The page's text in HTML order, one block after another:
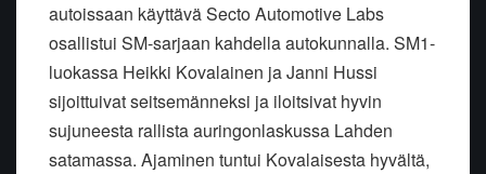
autoissaan käyttävä Secto Automotive Labs
osallistui SM-sarjaan kahdella autokunnalla. SM1-
luokassa Heikki Kovalainen ja Janni Hussi
sijoittuivat seitsemänneksi ja iloitsivat hyvin
sujuneesta rallista auringonlaskussa Lahden
satamassa. Ajaminen tuntui Kovalaisesta hyvältä,